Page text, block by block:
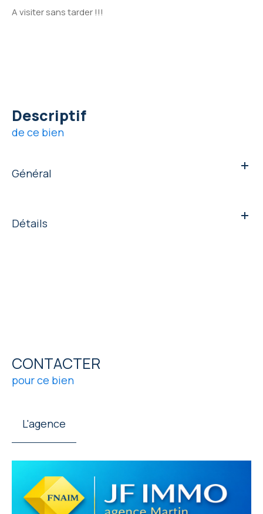
A visiter sans tarder !!!
descriptif
de ce bien
Général
Détails
CONTACTER
pour ce bien
L'agence